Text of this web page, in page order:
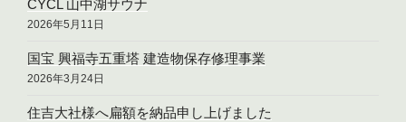
CYCL 山中湖サウナ
2026年5月11日
国宝 興福寺五重塔 建造物保存修理事業
2026年3月24日
住吉大社様へ扁額を納品申し上げました